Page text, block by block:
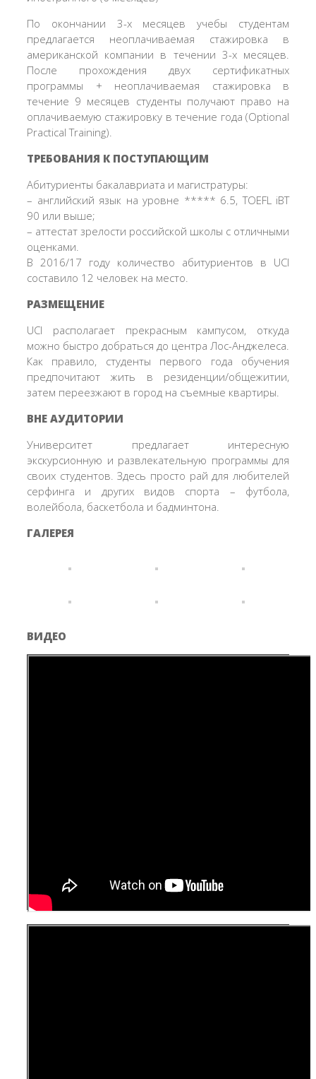
По окончании 3-х месяцев учебы студентам
предлагается неоплачиваемая стажировка в
американской компании в течении 3-х месяцев.
После прохождения двух сертификатных
программы + неоплачиваемая стажировка в
течение 9 месяцев студенты получают право на
оплачиваемую стажировку в течение года (Optional
Practical Training).
ТРЕБОВАНИЯ К ПОСТУПАЮЩИМ
Абитуриенты бакалавриата и магистратуры:
– английский язык на уровне ***** 6.5, TOEFL iBT
90 или выше;
– аттестат зрелости российской школы c отличными
оценками.
В 2016/17 году количество абитуриентов в UCI
составило 12 человек на место.
РАЗМЕЩЕНИЕ
UCI располагает прекрасным кампусом, откуда
можно быстро добраться до центра Лос-Анджелеса.
Как правило, студенты первого года обучения
предпочитают жить в резиденции/общежитии,
затем переезжают в город на съемные квартиры.
ВНЕ АУДИТОРИИ
Университет предлагает интересную
экскурсионную и развлекательную программы для
своих студентов. Здесь просто рай для любителей
серфинга и других видов спорта – футбола,
волейбола, баскетбола и бадминтона.
ГАЛЕРЕЯ
ВИДЕО